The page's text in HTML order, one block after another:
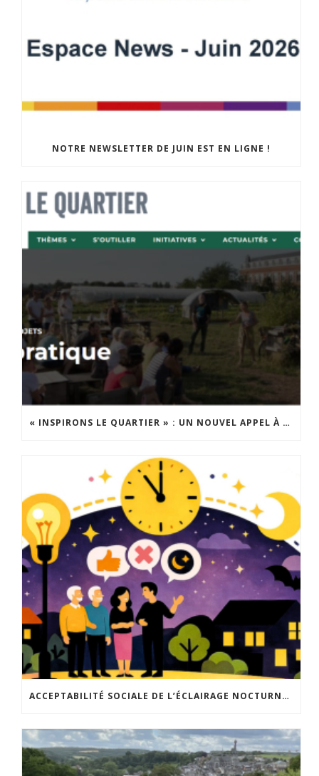
NOTRE NEWSLETTER DE JUIN EST EN LIGNE !
« INSPIRONS LE QUARTIER » : UN NOUVEL APPEL À PROJETS EST LANCÉ !
ACCEPTABILITÉ SOCIALE DE L’ÉCLAIRAGE NOCTURNE : LE REPLAY EST DISPONIBLE